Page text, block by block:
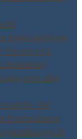
Evacuazione
Sicurezza
alla
del
Protezione
in